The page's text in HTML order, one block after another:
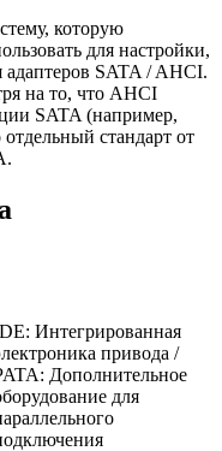
которую
для настройки,
SATA / AHCI.
на то, что AHCI
SATA (например,
стандарт от
Интегрированная
привода /
Дополнительное
для